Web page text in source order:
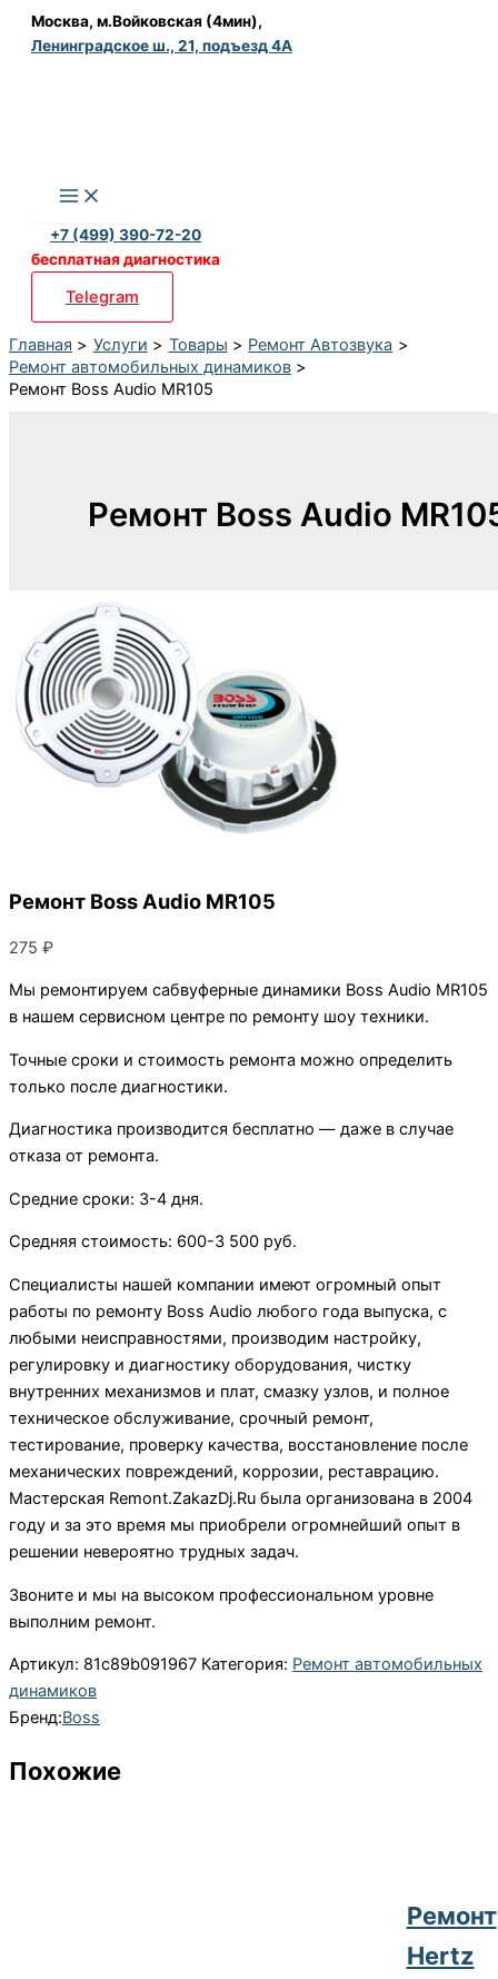
Перейти
Москва, м.Войковская (4мин),
Ленинградское ш., 21, подъезд 4А
+7 (499) 390-72-20
бесплатная диагностика
Telegram
Главная Услуги Товары
Ремонт Автозвука
Ремонт автомобильных динамиков
Ремонт Boss Audio MR105
Ремонт Boss Audio
Ремонт Boss Audio MR105
275 ₽
Мы ремонтируем сабвуферные динамики Boss Audio MR105
в нашем сервисном центре по ремонту шоу техники.
Точные сроки и стоимость ремонта можно определить
только после диагностики.
Диагностика производится бесплатно — даже в случае
отказа от ремонта.
Средние сроки: 3-4 дня.
Средняя стоимость: 600-3 500 руб.
Специалисты нашей компании имеют огромный опыт
работы по ремонту Boss Audio любого года выпуска, с
любыми неисправностями, производим настройку,
регулировку и диагностику оборудования, чистку
внутренних механизмов и плат, смазку узлов, и полное
техническое обслуживание, срочный ремонт,
тестирование, проверку качества, восстановление после
механических повреждений, коррозии, реставрацию.
Мастерская Remont.ZakazDj.Ru была организована в 2004
году и за это время мы приобрели огромнейший опыт в
решении невероятно трудных задач.
Звоните и мы на высоком профессиональном уровне
выполним ремонт.
Артикул: 81c89b091967 Категория: Ремонт автомобильных
динамиков
Бренд:Boss
Похожие
Ремонт
Hertz